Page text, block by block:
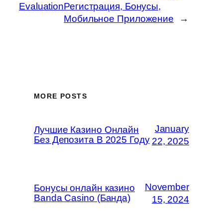
EvaluationРегистрация, Бонусы,
Мобильное Приложение
→
MORE POSTS
Лучшие Казино Онлайн
Без Депозита В 2025 Году
January
22, 2025
Бонусы онлайн казино
Banda Casino (Банда)
November
15, 2024